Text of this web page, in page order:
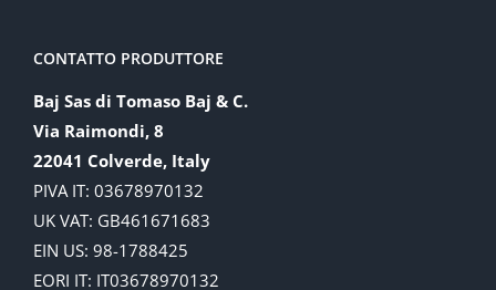
CONTATTO PRODUTTORE
Baj Sas di Tomaso Baj & C.
Via Raimondi, 8
22041 Colverde, Italy
PIVA IT: 03678970132
UK VAT: GB461671683
EIN US: 98-1788425
EORI IT: IT03678970132